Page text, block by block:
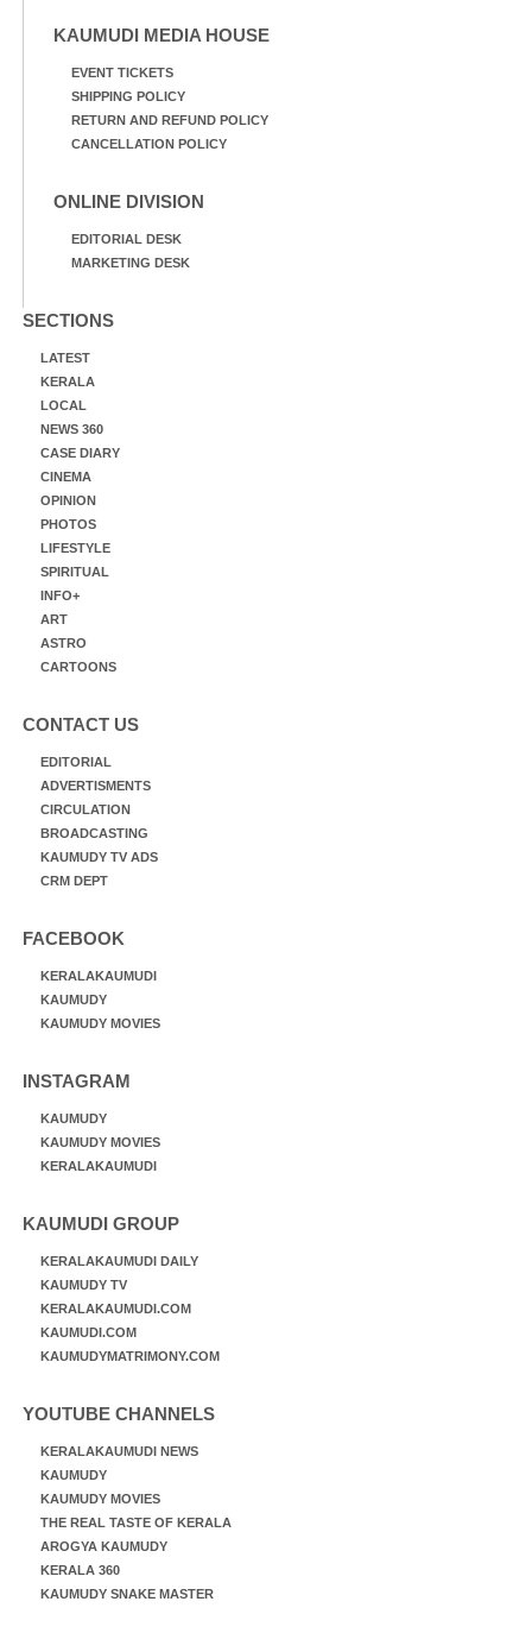
KAUMUDI MEDIA HOUSE
EVENT TICKETS
SHIPPING POLICY
RETURN AND REFUND POLICY
CANCELLATION POLICY
ONLINE DIVISION
EDITORIAL DESK
MARKETING DESK
SECTIONS
LATEST
KERALA
LOCAL
NEWS 360
CASE DIARY
CINEMA
OPINION
PHOTOS
LIFESTYLE
SPIRITUAL
INFO+
ART
ASTRO
CARTOONS
CONTACT US
EDITORIAL
ADVERTISMENTS
CIRCULATION
BROADCASTING
KAUMUDY TV ADS
CRM DEPT
FACEBOOK
KERALAKAUMUDI
KAUMUDY
KAUMUDY MOVIES
INSTAGRAM
KAUMUDY
KAUMUDY MOVIES
KERALAKAUMUDI
KAUMUDI GROUP
KERALAKAUMUDI DAILY
KAUMUDY TV
KERALAKAUMUDI.COM
KAUMUDI.COM
KAUMUDYMATRIMONY.COM
YOUTUBE CHANNELS
KERALAKAUMUDI NEWS
KAUMUDY
KAUMUDY MOVIES
THE REAL TASTE OF KERALA
AROGYA KAUMUDY
KERALA 360
KAUMUDY SNAKE MASTER